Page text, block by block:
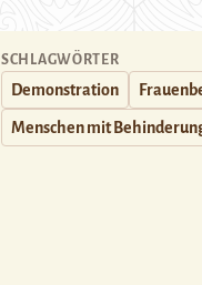
SCHLAGWÖRTER
Demonstration
Menschen mit